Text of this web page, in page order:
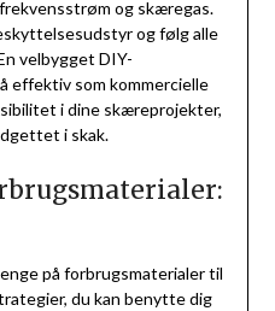
og skæregas.
og følg alle
velbygget DIY-
effektiv som kommercielle
i dine skæreprojekter,
i skak.
på forbrugsmaterialer til
du kan benytte dig